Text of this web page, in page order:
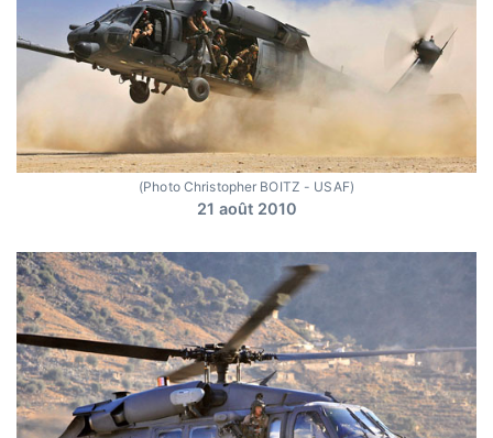
(Photo Christopher BOITZ - USAF)
21 août 2010